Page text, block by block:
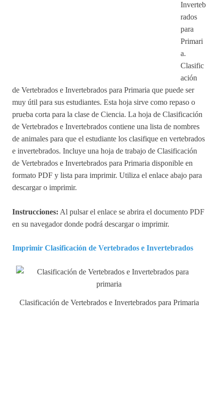
Inverteb
rados
para
Primari
a.
Clasific
ación
de Vertebrados e Invertebrados para Primaria que puede ser
muy útil para sus estudiantes. Esta hoja sirve como repaso o
prueba corta para la clase de Ciencia. La hoja de Clasificación
de Vertebrados e Invertebrados contiene una lista de nombres
de animales para que el estudiante los clasifique en vertebrados
e invertebrados. Incluye una hoja de trabajo de Clasificación
de Vertebrados e Invertebrados para Primaria disponible en
formato PDF y lista para imprimir. Utiliza el enlace abajo para
descargar o imprimir.
Instrucciones: Al pulsar el enlace se abrira el documento PDF
en su navegador donde podrá descargar o imprimir.
Imprimir Clasificación de Vertebrados e Invertebrados
Clasificación de Vertebrados e Invertebrados para Primaria